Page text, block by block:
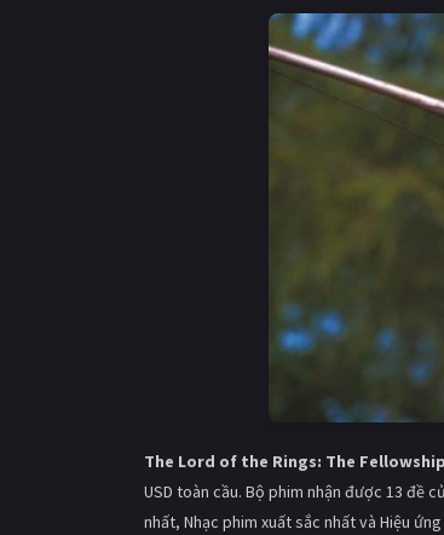
The Lord of the Rings: The
USD toàn cầu. Bộ phim nhận được 13 đề
nhất, Nhạc phim xuất sắc nhất và Hiệu